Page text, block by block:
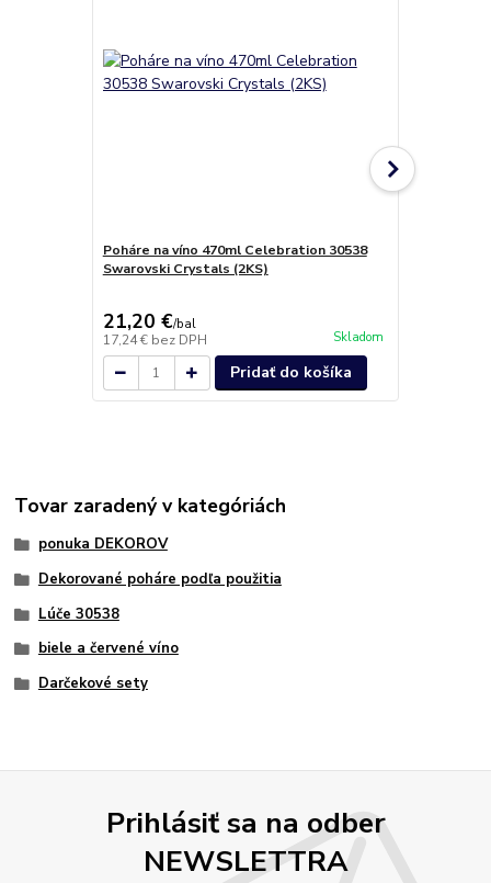
Poháre na víno 470ml Celebration 30538
Swarovski Crystals (2KS)
21,20 €/bal
17,24 € bez DPH Skladom
Pridať do košíka
Tovar zaradený v kategóriách
ponuka DEKOROV
Dekorované poháre podľa použitia
Lúče 30538
biele a červené víno
Darčekové sety
Prihlásiť sa na odber
NEWSLETTRA